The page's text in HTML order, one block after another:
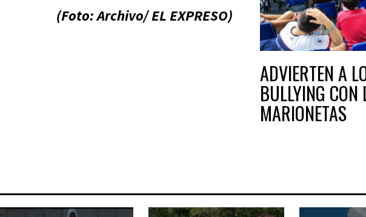
(Foto: Archivo/ EL EXPRESO)
ADVIERTEN A
BULLYING
MARIONETAS